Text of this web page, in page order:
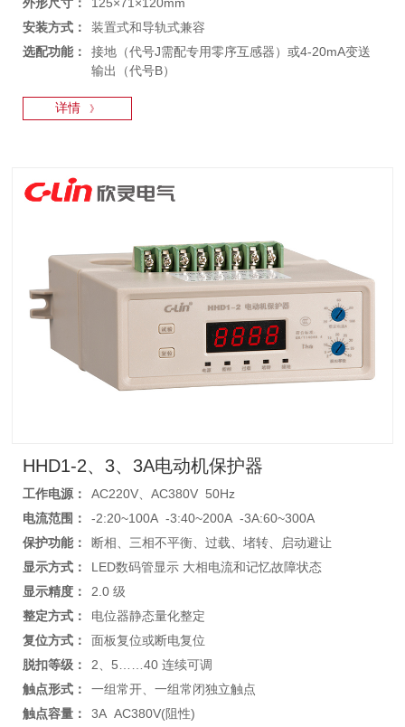
外形尺寸：
125×71×120mm
安装方式：
装置式和导轨式兼容
选配功能：
接地（代号J需配专用零序互感器）或4-20mA变送
输出（代号B）
详情 》
HHD1-2、3、3A电动机保护器
工作电源：
AC220V、AC380V 50Hz
电流范围：
-2:20~100A -3:40~200A -3A:60~300A
保护功能：
断相、三相不平衡、过载、堵转、启动避让
显示方式：
LED数码管显示 大相电流和记忆故障状态
显示精度：
2.0 级
整定方式：
电位器静态量化整定
复位方式：
面板复位或断电复位
脱扣等级：
2、5……40 连续可调
触点形式：
一组常开、一组常闭独立触点
触点容量：
3A AC380V(阻性)